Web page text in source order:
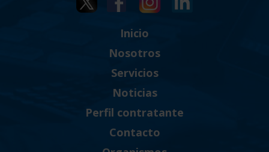
Inicio
Nosotros
Servicios
Noticias
Perfil contratante
Contacto